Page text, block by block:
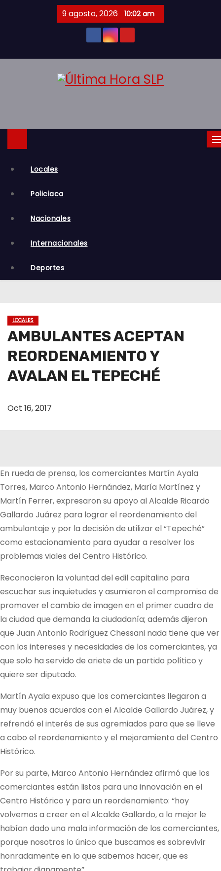
a
o
9 agosto, 2026 10:02 am
Locales
Policiaca
Nacionales
Internacionales
Deportes
LOCALES
AMBULANTES ACEPTAN
REORDENAMIENTO Y
AVALAN EL TEPECHÉ
Oct 16, 2017
En rueda de prensa, los comerciantes Martín Ayala
Torres, Marco Antonio Hernández, María Martínez y
Martín Ferrer, expresaron su apoyo al Alcalde Ricardo
Gallardo Juárez para lograr el reordenamiento del
ambulantaje y por la decisión de utilizar el “Tepeché”
como estacionamiento para ayudar a resolver los
problemas viales del Centro Histórico.
Reconocieron la voluntad del edil capitalino para
escuchar sus inquietudes y asumieron el compromiso de
promover el cambio de imagen en el primer cuadro de
la ciudad que demanda la ciudadanía; además dijeron
que Juan Antonio Rodríguez Chessani nada tiene que ver
con los intereses y necesidades de los comerciantes, ya
que solo ha servido de ariete de un partido político y
quiere ser diputado.
Martín Ayala expuso que los comerciantes llegaron a
muy buenos acuerdos con el Alcalde Gallardo Juárez, y
refrendó el interés de sus agremiados para que se lleve
a cabo el reordenamiento y el mejoramiento del Centro
Histórico.
Por su parte, Marco Antonio Hernández afirmó que los
comerciantes están listos para una innovación en el
Centro Histórico y para un reordenamiento: “hoy
volvemos a creer en el Alcalde Gallardo, a lo mejor le
habían dado una mala información de los comerciantes,
porque nosotros lo único que buscamos es sobrevivir
honradamente en lo que sabemos hacer, que es